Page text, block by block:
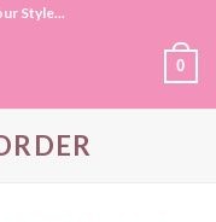
Style...
0